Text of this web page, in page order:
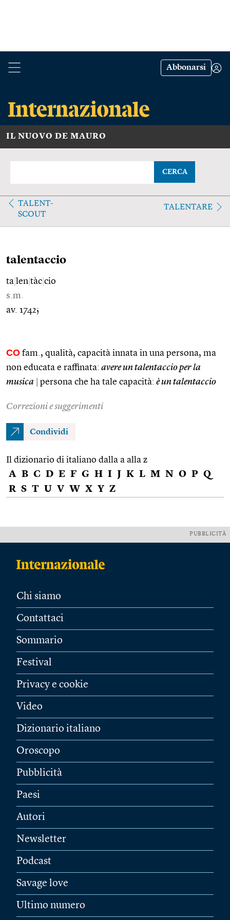
Abbonarsi
IL NUOVO DE MAURO
CERCA
TALENT-
SCOUT
TALENTARE
talentaccio
ta len tàc cio
s.m.
av. 1742;
CO fam., qualità, capacità innata in una persona, ma
non educata e raffinata: avere un talentaccio per la
musica
persona che ha tale capacità: è un talentaccio
Correzioni e suggerimenti
Condividi
Il dizionario di italiano dalla a alla z
A B C D E F G H I J K L M N O P Q
R S T U V W X Y Z
PUBBLICITÀ
Chi siamo
Contattaci
Sommario
Festival
Privacy e cookie
Video
Dizionario italiano
Oroscopo
Pubblicità
Paesi
Autori
Newsletter
Podcast
Savage love
Ultimo numero